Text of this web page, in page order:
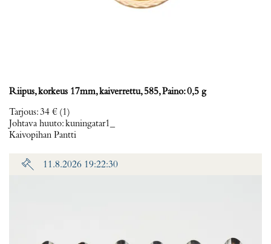
Riipus, korkeus 17mm, kaiverrettu, 585, Paino: 0,5 g
Tarjous:34 € (1)
Johtava huuto:kuningatar1_
Kaivopihan Pantti
11.8.2026 19:22:30